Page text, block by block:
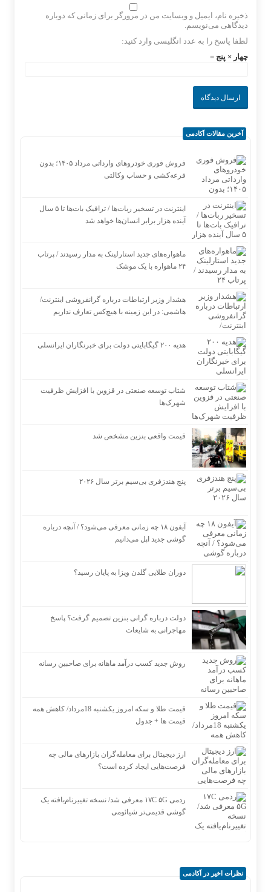
ذخیره نام، ایمیل و وبسایت من در مرورگر برای زمانی که دوباره
دیدگاهی می‌نویسم.
لطفا پاسخ را به عدد انگلیسی وارد کنید:
چهار × پنج =
آخرین مقالات آکادمی
فروش فوری خودروهای وارداتی مرداد ۱۴۰۵؛ بدون
قرعه‌کشی و حساب وکالتی
اینترنت در تسخیر ربات‌ها / ترافیک بات‌ها تا ۵ سال
آینده هزار برابر انسان‌ها خواهد شد
ماهواره‌های جدید استارلینک به مدار رسیدند / پرتاب
۲۴ ماهواره با یک موشک
هشدار وزیر ارتباطات درباره گرانفروشی اینترنت/
هاشمی: در این زمینه با هیچ‌کس تعارف نداریم
هدیه ۲۰۰ گیگابایتی دولت برای خبرنگاران ایرانسلی
شتاب توسعه صنعتی در قزوین با افزایش ظرفیت
شهرک‌ها
قیمت واقعی بنزین مشخص شد
پنج هندزفری بی‌سیم برتر سال ۲۰۲۶
آیفون ۱۸ چه زمانی معرفی می‌شود؟ / آنچه درباره
گوشی جدید اپل می‌دانیم
دوران طلایی گلدن ویزا به پایان رسید؟
دولت درباره گرانی بنزین تصمیم گرفت؟ پاسخ
مهاجرانی به شایعات
روش جدید کسب درآمد ماهانه برای صاحبین رسانه
قیمت طلا و سکه امروز یکشنبه 18مرداد/ کاهش همه
قیمت ها + جدول
ارز دیجیتال برای معامله‌گران بازارهای مالی چه
فرصت‌هایی ایجاد کرده است؟
ردمی ۱۷C ۵G معرفی شد/ نسخه تغییرنام‌یافته یک
گوشی قدیمی‌تر شیائومی
نظرات اخیر در آکادمی